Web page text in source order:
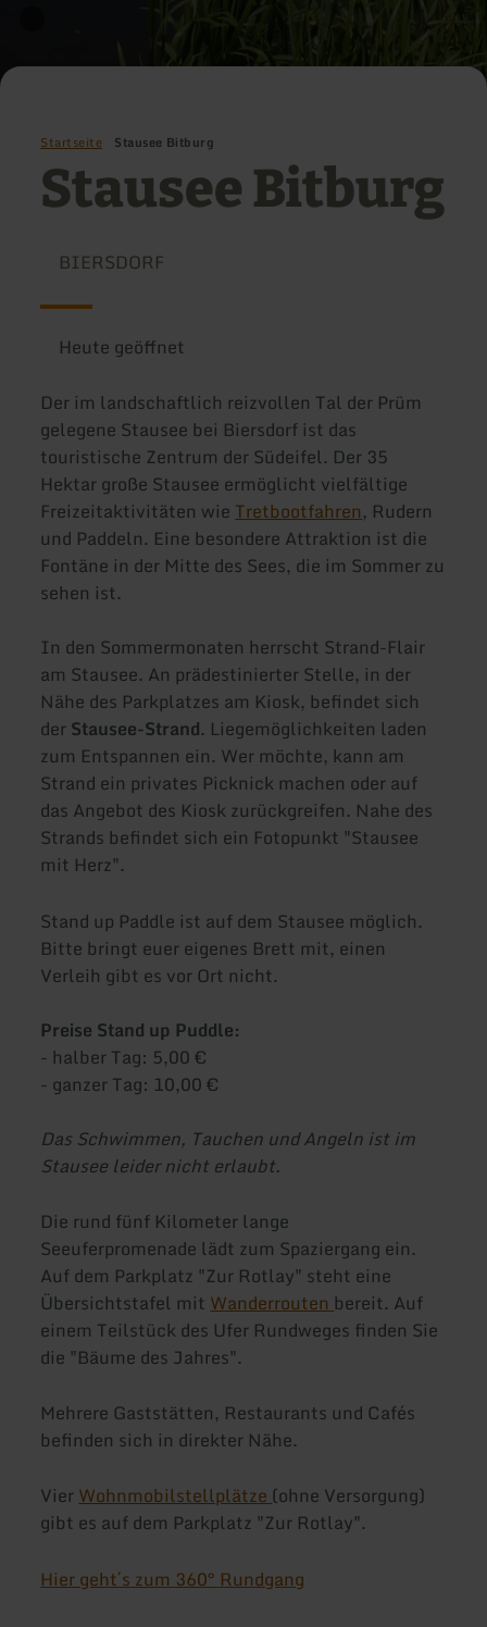
Startseite Stausee Bitburg
Stausee Bitburg
BIERSDORF
Heute geöffnet
Der im landschaftlich reizvollen Tal der Prüm
gelegene Stausee bei Biersdorf ist das
touristische Zentrum der Südeifel. Der 35
Hektar große Stausee ermöglicht vielfältige
Freizeitaktivitäten wieTretbootfahren, Rudern
und Paddeln. Eine besondere Attraktion ist die
Fontäne in der Mitte des Sees, die im Sommer zu
sehen ist.
In den Sommermonaten herrscht Strand-Flair
am Stausee. An prädestinierter Stelle, in der
Nähe des Parkplatzes am Kiosk, befindet sich
derStausee-Strand. Liegemöglichkeiten laden
zum Entspannen ein. Wer möchte, kann am
Strand ein privates Picknick machen oder auf
das Angebot des Kiosk zurückgreifen. Nahe des
Strands befindet sich ein Fotopunkt "Stausee
mit Herz".
Stand up Paddle ist auf dem Stausee möglich.
Bitte bringt euer eigenes Brett mit, einen
Verleih gibt es vor Ort nicht.
Preise Stand up Puddle:
- halber Tag: 5,00 €
- ganzer Tag: 10,00 €
Das Schwimmen, Tauchen und Angeln ist im
Stausee leider nicht erlaubt.
Die rund fünf Kilometer lange
Seeuferpromenade lädt zum Spaziergang ein.
Auf dem Parkplatz "Zur Rotlay" steht eine
Übersichtstafel mit Wanderrouten bereit. Auf
einem Teilstück des Ufer Rundweges finden Sie
die "Bäume des Jahres".
Mehrere Gaststätten, Restaurants und Cafés
befinden sich in direkter Nähe.
VierWohnmobilstellplätze(ohne Versorgung)
gibt es auf dem Parkplatz "Zur Rotlay".
Hier geht´s zum 360° Rundgang